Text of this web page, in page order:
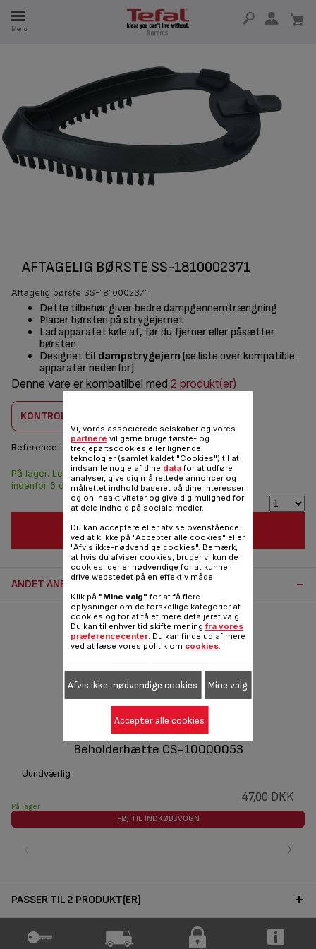
Menu
AFTAGELIG BØRSTE SS-1810002371
Aftagelig børste SS-1810002371
Dette tilbehør giver bedre dampgennemtrængning
Placer børsten på strygejernet
Lad apparatet køle af, før du fjerner eller påsætter
børsten
Designet til dampstrygejern (se liste over kompatible
apparater nedenfor).
Denne vare er kombatilbel med 2 produkt(er)
KONTROLLER KOMBABILITET
Reference : SS-1810002371
70,00 DKK
På lager. Leveringen
indenfor 6 dage.
FØJ TIL INDKØBSVOGN
ANDET ANBEFALET TILBEHØR:
Beholderhætte CS-10000053
Uundværlig
47,00 DKK
På lager
FØJ TIL INDKØBSVOGN
›
PASSER TIL 2 PRODUKT(ER)
Vi, vores associerede selskaber og vores
partnere vil gerne bruge første- og
tredjepartscookies eller lignende
teknologier (samlet kaldet "Cookies") til at
indsamle nogle af dine datafor at udføre
analyser, give dig målrettede annoncer og
målrettet indhold baseret på dine interesser
og onlineaktiviteter og give dig mulighed for
at dele indhold på sociale medier.
Du kan acceptere eller afvise ovenstående
ved at klikke på "Accepter alle cookies" eller
"Afvis ikke-nødvendige cookies". Bemærk,
at hvis du afviser cookies, bruger vi kun de
cookies, der er nødvendige for at kunne
drive webstedet på en effektiv måde.
Klik på "Mine valg" for at få flere
oplysninger om de forskellige kategorier af
cookies og for at få et mere detaljeret valg.
Du kan til enhver tid skifte mening fra vores
præferencecenter. Du kan finde ud af mere
ved at læse vores politik om cookies.
Afvis ikke-nødvendige cookies Mine valg
Accepter alle cookies